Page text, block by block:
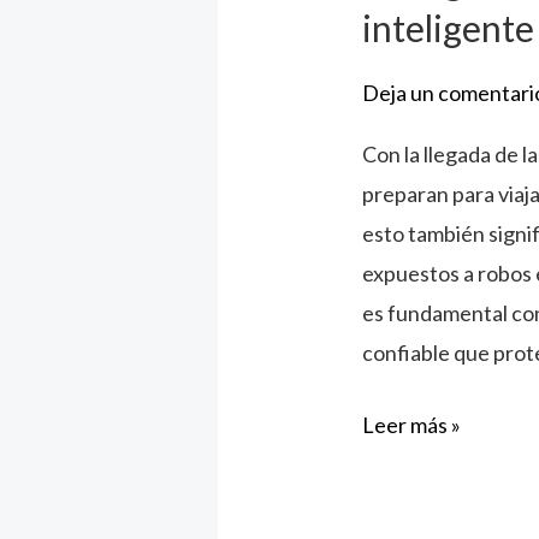
inteligente
Deja un
Con la llegada de
preparan para
esto también
expuestos a
es fundamental
confiable que
Leer más »